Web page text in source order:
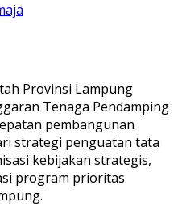
Provinsi Lampung
Tenaga Pendamping
pembangunan
strategi penguatan tata
kebijakan strategis,
program prioritas